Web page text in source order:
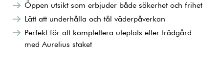
Öppen utsikt som erbjuder både säkerhet och frihet
Lätt att underhålla och tål väderpåverkan
Perfekt för att komplettera uteplats eller trädgård
med Aurelius staket